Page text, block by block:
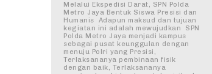
Melalui Ekspedisi Darat, SPN Polda
Metro Jaya Bentuk Siswa Presisi dan
Humanis ‎ ‎Adapun maksud dan tujuan
kegiatan ini adalah mewujudkan SPN
Polda Metro Jaya menjadi kampus
sebagai pusat keunggulan dengan
menuju Polri yang Presisi,
Terlaksananya pembinaan fisik
dengan baik, Terlaksananya